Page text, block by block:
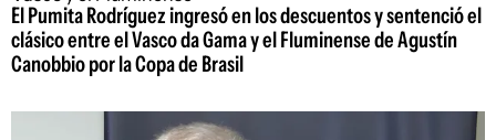
El Pumita Rodríguez ingresó en los descuentos y sentenció el
clásico entre el Vasco da Gama y el Fluminense de Agustín
Canobbio por la Copa de Brasil